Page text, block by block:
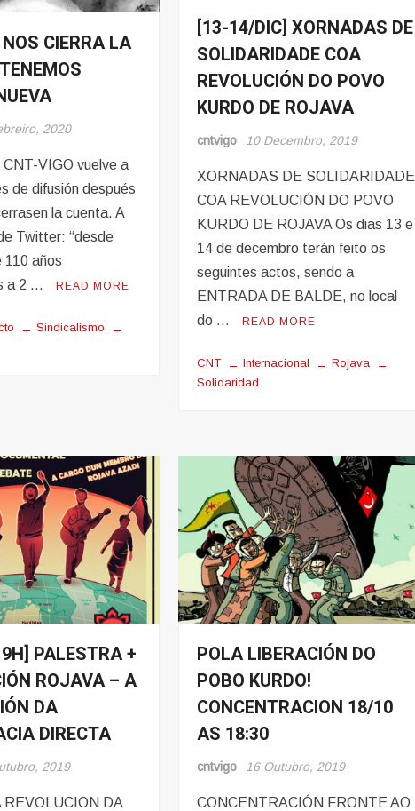
CIERRA LA
2020
CNT-VIGO vuelve a
de difusión después
la cuenta. A
Twitter: “desde
110 años
a 2 …
READ MORE
Sindicalismo
Eventos
Noticias
[13-14/DIC] XORNADAS DE
SOLIDARIDADE COA
REVOLUCIÓN DO POVO
KURDO DE ROJAVA
cntvigo 10 Decembro, 2019
XORNADAS DE SOLIDARIDADE
COA REVOLUCIÓN DO POVO
KURDO DE ROJAVA Os dias 13 e
14 de decembro terán feito os
seguintes actos, sendo a
ENTRADA DE BALDE, no local
do …
READ MORE
CNT Internacional
Rojava
Solidaridad
PALESTRA +
ROJAVA – A
DA
DIRECTA
2019
REVOLUCION DA
Eventos
Noticias
POLA LIBERACIÓN DO
POBO KURDO!
CONCENTRACION 18/10
AS 18:30
cntvigo 16 Outubro, 2019
CONCENTRACIÓN FRONTE AO